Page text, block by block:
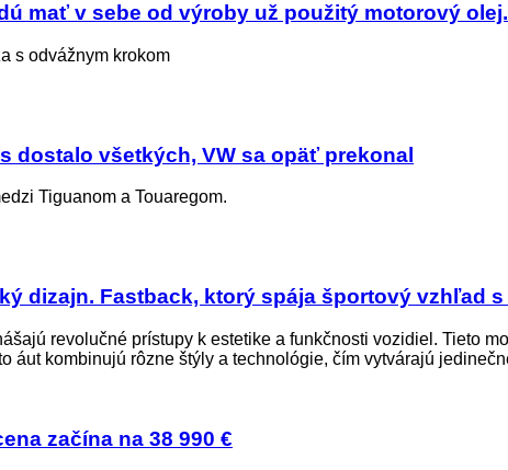
mať v sebe od výroby už použitý motorový
s odvážnym krokom
dostalo všetkých, VW sa opäť prekonal
Tiguanom a Touaregom.
dizajn. Fastback, ktorý spája športový vzhľad
revolučné prístupy k estetike a funkčnosti vozidiel. Tieto
áut kombinujú rôzne štýly a technológie, čím vytvárajú
začína na 38 990 €